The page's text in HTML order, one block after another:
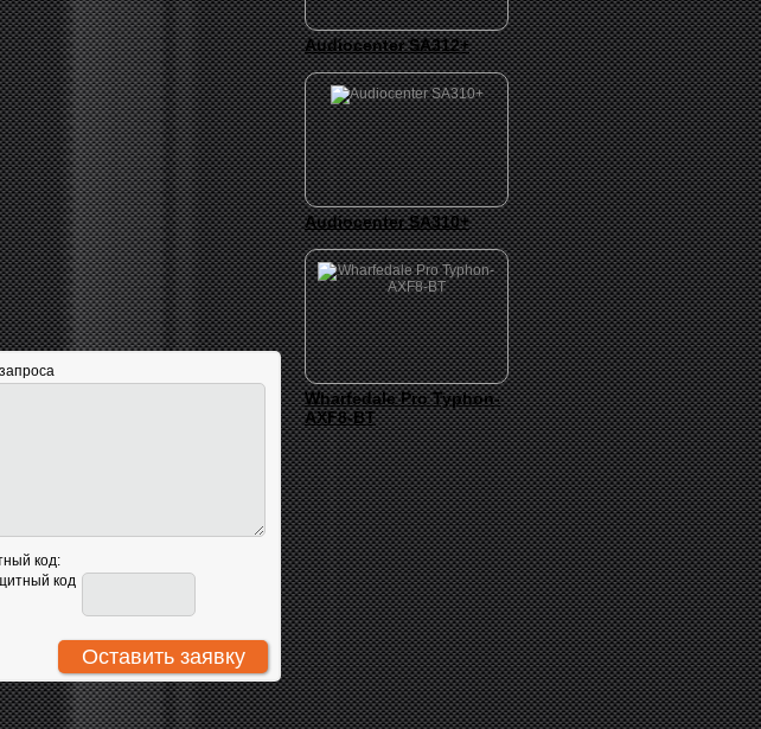
код:
Audiocenter SA312+
Audiocenter SA310+
Wharfedale Pro Typhon-
AXF8-BT